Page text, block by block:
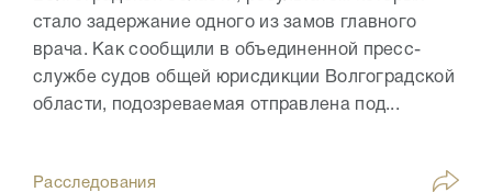
стало задержание одного из замов главного
врача. Как сообщили в объединенной пресс-
службе судов общей юрисдикции Волгоградской
области, подозреваемая отправлена под...
Расследования